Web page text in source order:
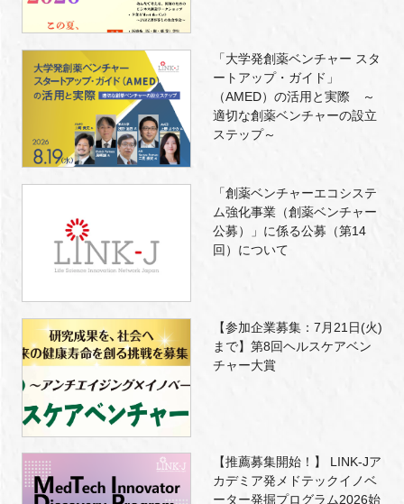
「大学発創薬ベンチャー スタ
ートアップ・ガイド」
（AMED）の活用と実際 ～
適切な創薬ベンチャーの設立
ステップ～
「創薬ベンチャーエコシステ
ム強化事業（創薬ベンチャー
公募）」に係る公募（第14
回）について
【参加企業募集：7月21日(火)
まで】第8回ヘルスケアベン
チャー大賞
【推薦募集開始！】 LINK-Jア
カデミア発メドテックイノベ
ーター発掘プログラム2026始